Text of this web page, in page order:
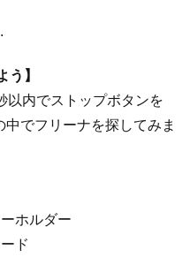
う】
以内でストップボタンを
でフリーナを探してみま
ホルダー
ド